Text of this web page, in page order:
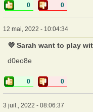
0 0
12 mai, 2022 - 10:04:34
💜 Sarah want to play
d0eo8e
0 0
3 juil., 2022 - 08:06:37